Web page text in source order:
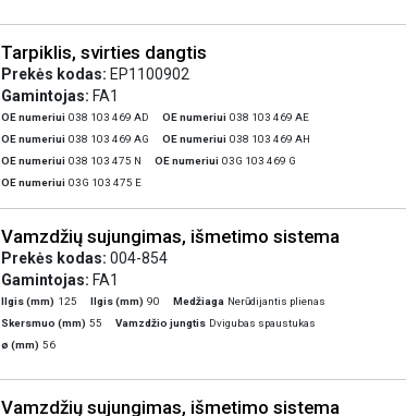
Tarpiklis, svirties dangtis
Prekės kodas: EP1100902
Gamintojas: FA1
OE numeriui 038 103 469 AD OE numeriui 038 103 469 AE
OE numeriui 038 103 469 AG OE numeriui 038 103 469 AH
OE numeriui 038 103 475 N OE numeriui 03G 103 469 G
OE numeriui 03G 103 475 E
Vamzdžių sujungimas, išmetimo sistema
Prekės kodas: 004-854
Gamintojas: FA1
Ilgis (mm) 125 Ilgis (mm) 90 Medžiaga Nerūdijantis plienas
Skersmuo (mm) 55 Vamzdžio jungtis Dvigubas spaustukas
ø (mm) 56
Vamzdžių sujungimas, išmetimo sistema